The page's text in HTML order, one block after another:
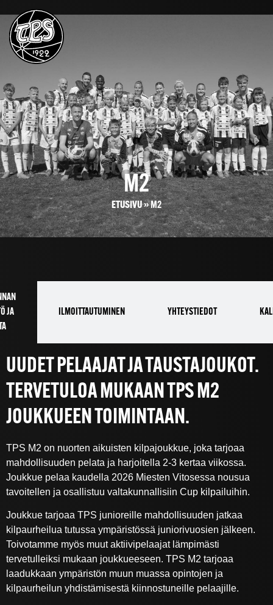
M2
ETUSIVU»M2
JA
ILMOITTAUTUMINEN YHTEYSTIEDOT
UUDET PELAAJAT JA TAUSTAJOUKOT.
TERVETULOA MUKAAN TPS M2
JOUKKUEEN TOIMINTAAN.
TPS M2 on nuorten aikuisten kilpajoukkue, joka tarjoaa
mahdollisuuden pelata ja harjoitella 2-3 kertaa viikossa.
Joukkue pelaa kaudella 2026 Miesten Vitosessa nousua
tavoitellen ja osallistuu valtakunnallisiin Cup kilpailuihin.
Joukkue tarjoaa TPS junioreille mahdollisuuden jatkaa
kilpaurheilua tutussa ympäristössä juniorivuosien jälkeen.
Toivotamme myös muut aktiivipelaajat lämpimästi
tervetulleiksi mukaan joukkueeseen. TPS M2 tarjoaa
laadukkaan ympäristön muun muassa opintojen ja
kilpaurheilun yhdistämisestä kiinnostuneille pelaajille.